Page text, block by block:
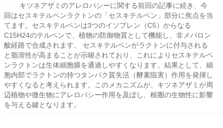
キツネアザミのアレロパシーに関する前回の記事に続き、今
回はセスキテルペンラクトンの「セスキテルペン」部分に焦点を当
てます。セスキテルペンは3つのイソプレン（C5）からなる
C15H24のテルペンで、植物の防御物質として機能し、非メバロン
酸経路で合成されます。 セスキテルペンがラクトンに付与される
と脂溶性が高まることが示唆されており、これによりセスキテルペ
ンラクトンは生体細胞膜を通過しやすくなります。結果として、細
胞内部でラクトンの持つタンパク質失活（酵素阻害）作用を発揮し
やすくなると考えられます。このメカニズムが、キツネアザミが周
辺植物や微生物にアレロパシー作用を及ぼし、根圏の生物性に影響
を与える鍵となります。